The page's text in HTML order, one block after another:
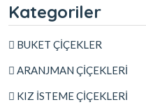
Kategoriler
BUKET ÇİÇEKLER
ARANJMAN ÇİÇEKLERİ
KIZ İSTEME ÇİÇEKLERİ